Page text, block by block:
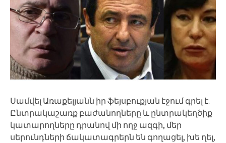
Սամվել Առաքելյանն իր ֆեյսբուքյան էջում գրել է.
Ընտրակաշառք բաժանողները և ընտրակեղծիք
կատարողները դրանով մի ողջ ազգի, մեր
սերունդների ճակատագրերն են գողացել, խե ղել,